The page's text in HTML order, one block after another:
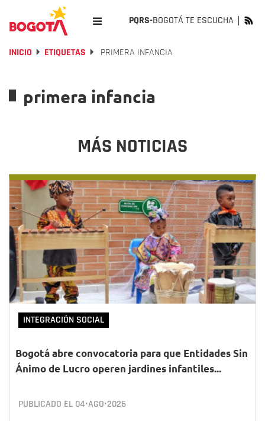
PQRS-BOGOTÁ TE ESCUCHA
INICIO ETIQUETAS PRIMERA INFANCIA
primera infancia
MÁS NOTICIAS
INTEGRACIÓN SOCIAL
Bogotá abre convocatoria para que Entidades Sin
Ánimo de Lucro operen jardines infantiles...
PUBLICADO EL 04•AGO•2026